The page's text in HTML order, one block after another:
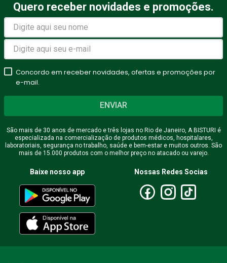
Quero receber novidades e promoções.
Concordo em receber novidades, ofertas e promoções por
e-mail.
ENVIAR
São mais de 30 anos de mercado e três lojas no Rio de Janeiro, A BISTURI é
especializada na comercialização de produtos médicos, hospitalares,
laboratoriais, segurança no trabalho, saúde e bem-estar e muitos outros. São
mais de 15.000 produtos com o melhor preço no atacado ou varejo.
Baixe nosso app Nossas Redes Socias